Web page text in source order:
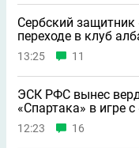
Сербский
переходе в клуб
13:25 11
ЭСК РФС вынес
«Спартака» в игре
12:23 16